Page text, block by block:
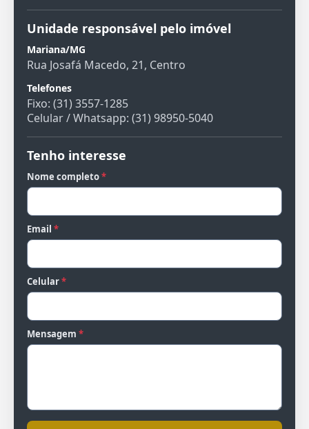
Unidade responsável pelo imóvel
Mariana/MG
Rua Josafá Macedo, 21, Centro
Telefones
Fixo: (31) 3557-1285
Celular / Whatsapp: (31) 98950-5040
Tenho interesse
Nome completo*
Email *
Celular*
Mensagem *